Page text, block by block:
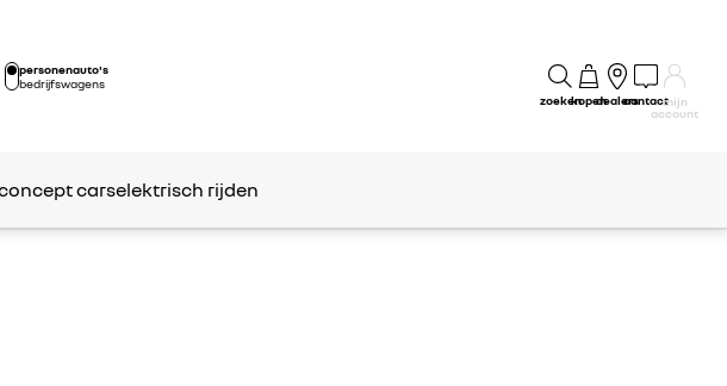
personenauto's
bedrijfswagens
zoekenkopendealerscontactmijn
account
carselektrisch rijden